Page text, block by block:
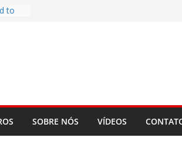
to
SOBRE NÓS VÍDEOS